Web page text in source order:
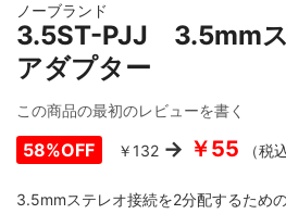
ノーブランド
3.5ST-PJJ 3.5mm
アダプター
この商品の最初のレビューを書く
58%OFF ￥132 ￥55 （税
3.5mmステレオ接続を2分配するため